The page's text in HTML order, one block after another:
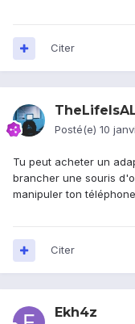
Citer
Posté(e) 10
Tu peut acheter un
brancher une souris
manipuler ton
Citer
Ekh4z